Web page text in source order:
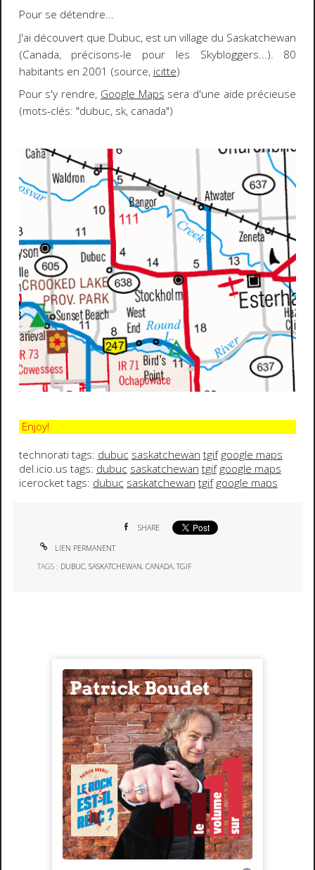
Pour se détendre...
J'ai découvert que Dubuc, est un village du Saskatchewan
(Canada, précisons-le pour les Skybloggers...). 80
habitants en 2001 (source, icitte)
Pour s'y rendre, Google Maps sera d'une aide précieuse
(mots-clés: "dubuc, sk, canada")
Enjoy!
technorati tags: dubuc saskatchewan tgifgoogle maps
del.icio.us tags: dubuc saskatchewan tgifgoogle maps
icerocket tags: dubuc saskatchewan tgifgoogle maps
SHARE
LIEN PERMANENT
TAGS : DUBUC,SASKATCHEWAN,CANADA,TGIF